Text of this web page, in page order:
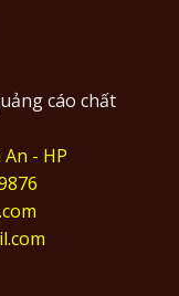
cáo chất
- HP